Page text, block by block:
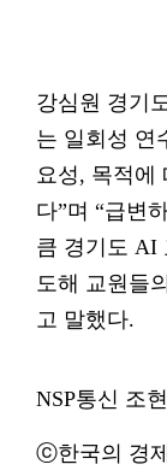
강심원 경기
는 일회성 연
요성, 목적에
다”며 “급변
큼 경기도 AI
도해 교원들
고 말했다.
NSP통신 조
ⓒ한국의 경제